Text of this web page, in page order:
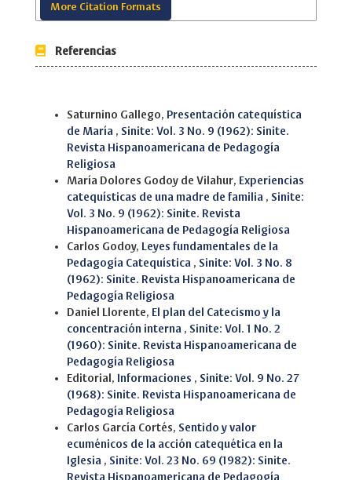
More Citation Formats
Referencias
Saturnino Gallego, Presentación catequística
de María , Sinite: Vol. 3 No. 9 (1962): Sinite.
Revista Hispanoamericana de Pedagogía
Religiosa
María Dolores Godoy de Vilahur, Experiencias
catequísticas de una madre de familia , Sinite:
Vol. 3 No. 9 (1962): Sinite. Revista
Hispanoamericana de Pedagogía Religiosa
Carlos Godoy,
Leyes fundamentales de la
Pedagogía Catequística , Sinite: Vol. 3 No. 8
(1962): Sinite. Revista Hispanoamericana de
Pedagogía Religiosa
Daniel Llorente, El plan del Catecismo y la
concentración interna , Sinite: Vol. 1 No. 2
(1960): Sinite. Revista Hispanoamericana de
Pedagogía Religiosa
Editorial, Informaciones , Sinite: Vol. 9 No. 27
(1968): Sinite. Revista Hispanoamericana de
Pedagogía Religiosa
Carlos García Cortés, Sentido y valor
ecuménicos de la acción catequética en la
Iglesia , Sinite: Vol. 23 No. 69 (1982): Sinite.
Revista Hispanoamericana de Pedagogía